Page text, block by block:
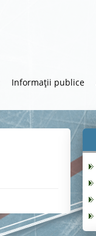
Informații publice